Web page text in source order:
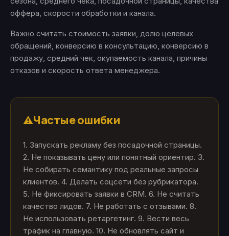
оффера, скорости обработки и канала.
Важно считать стоимость заявки, долю целевых
обращений, конверсию в консультацию, конверсию в
продажу, средний чек, окупаемость канала, причины
отказов и скорость ответа менеджера.
⚠️Частые ошибки
1. Запускать рекламу без посадочной страницы.
2. Не показывать цену или понятный ориентир. 3.
Не собирать семантику под реальные запросы
клиентов. 4. Делать соцсети без рубрикатора.
5. Не фиксировать заявки в CRM. 6. Не считать
качество лидов. 7. Не работать с отзывами. 8.
Не использовать ретаргетинг. 9. Вести весь
трафик на главную. 10. Не обновлять сайт и